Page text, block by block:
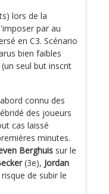
lors de la
par au
en C3. Scénario
bien faibles
seul but inscrit
connu des
des joueurs
cas laissé
minutes.
Berghuis sur le
(3e), Jordan
de subir le